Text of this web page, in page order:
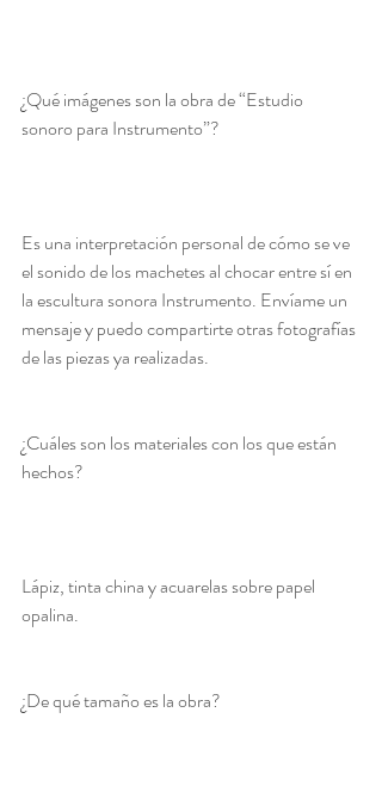
¿Qué imágenes son la obra de “Estudio
sonoro para Instrumento”?
Es una interpretación personal de cómo se ve
el sonido de los machetes al chocar entre sí en
la escultura sonora Instrumento. Envíame un
mensaje y puedo compartirte otras fotografías
de las piezas ya realizadas.
¿Cuáles son los materiales con los que están
hechos?
Lápiz, tinta china y acuarelas sobre papel
opalina.
¿De qué tamaño es la obra?